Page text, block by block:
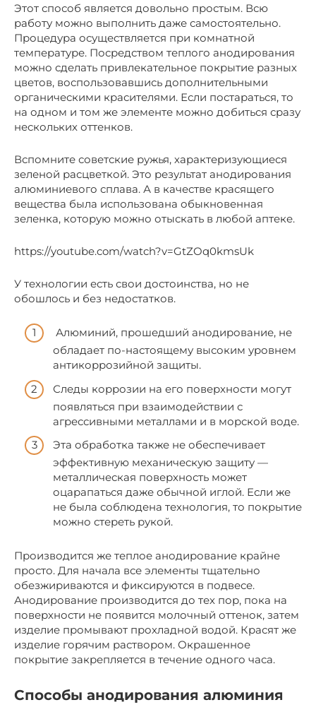
Этот способ является довольно простым. Всю
работу можно выполнить даже самостоятельно.
Процедура осуществляется при комнатной
температуре. Посредством теплого анодирования
можно сделать привлекательное покрытие разных
цветов, воспользовавшись дополнительными
органическими красителями. Если постараться, то
на одном и том же элементе можно добиться сразу
нескольких оттенков.
Вспомните советские ружья, характеризующиеся
зеленой расцветкой. Это результат анодирования
алюминиевого сплава. А в качестве красящего
вещества была использована обыкновенная
зеленка, которую можно отыскать в любой аптеке.
https://youtube.com/watch?v=GtZOq0kmsUk
У технологии есть свои достоинства, но не
обошлось и без недостатков.
Алюминий, прошедший анодирование, не
обладает по-настоящему высоким уровнем
антикоррозийной защиты.
Следы коррозии на его поверхности могут
появляться при взаимодействии с
агрессивными металлами и в морской воде.
Эта обработка также не обеспечивает
эффективную механическую защиту —
металлическая поверхность может
оцарапаться даже обычной иглой. Если же
не была соблюдена технология, то покрытие
можно стереть рукой.
Производится же теплое анодирование крайне
просто. Для начала все элементы тщательно
обезжириваются и фиксируются в подвесе.
Анодирование производится до тех пор, пока на
поверхности не появится молочный оттенок, затем
изделие промывают прохладной водой. Красят же
изделие горячим раствором. Окрашенное
покрытие закрепляется в течение одного часа.
Способы анодирования алюминия